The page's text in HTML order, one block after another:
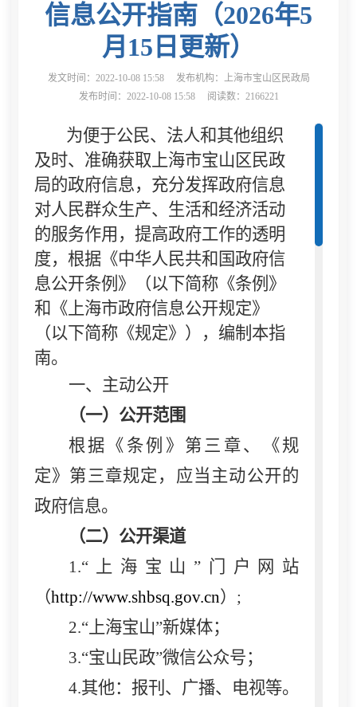
信息公开指南（2026年5
月15日更新）
发文时间：2022-10-08 15:58
发布机构：上海市宝山区民政局
发布时间：2022-10-08 15:58
阅读数：2166221
为便于公民、法人和其他组织
及时、准确获取上海市宝山区民政
局的政府信息，充分发挥政府信息
对人民群众生产、生活和经济活动
的服务作用，提高政府工作的透明
度，根据《中华人民共和国政府信
息公开条例》（以下简称《条例》
和《上海市政府信息公开规定》
（以下简称《规定》），编制本指
南。
一、主动公开
（一）公开范围
根据《条例》第三章、《规
定》第三章规定，应当主动公开的
政府信息。
（二）公开渠道
1.“上海宝山”门户网站
（http://www.shbsq.gov.cn） ;
2.“上海宝山”新媒体；
3.“宝山民政”微信公众号；
4.其他：报刊、广播、电视等。